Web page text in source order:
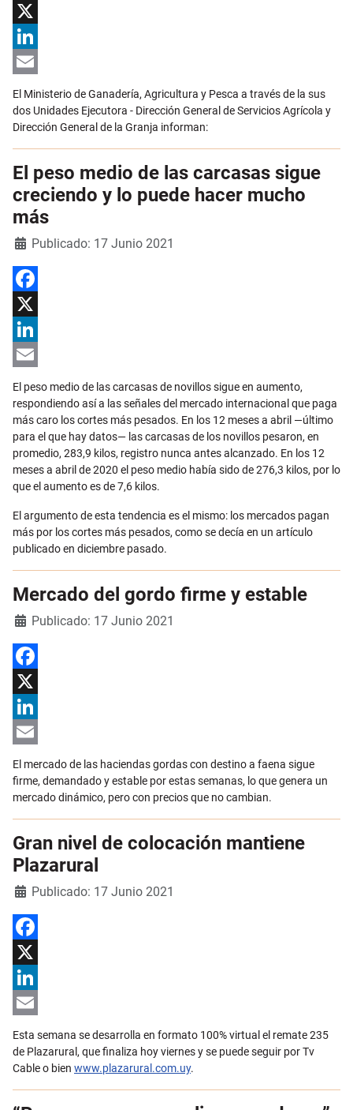
Facebook
X
LinkedIn
Email
El Ministerio de Ganadería, Agricultura y Pesca a través de la sus
dos Unidades Ejecutora - Dirección General de Servicios Agrícola y
Dirección General de la Granja informan:
El peso medio de las carcasas sigue
creciendo y lo puede hacer mucho
más
DetallesPublicado: 17 Junio 2021
Facebook
X
LinkedIn
Email
El peso medio de las carcasas de novillos sigue en aumento,
respondiendo así a las señales del mercado internacional que paga
más caro los cortes más pesados. En los 12 meses a abril —último
para el que hay datos— las carcasas de los novillos pesaron, en
promedio, 283,9 kilos, registro nunca antes alcanzado. En los 12
meses a abril de 2020 el peso medio había sido de 276,3 kilos, por lo
que el aumento es de 7,6 kilos.
El argumento de esta tendencia es el mismo: los mercados pagan
más por los cortes más pesados, como se decía en un artículo
publicado en diciembre pasado.
Mercado del gordo firme y estable
DetallesPublicado: 17 Junio 2021
Facebook
X
LinkedIn
Email
El mercado de las haciendas gordas con destino a faena sigue
firme, demandado y estable por estas semanas, lo que genera un
mercado dinámico, pero con precios que no cambian.
Gran nivel de colocación mantiene
Plazarural
DetallesPublicado: 17 Junio 2021
Facebook
X
LinkedIn
Esta semana se desarrolla en formato 100% virtual el remate 235
de Plazarural, que finaliza hoy viernes y se puede seguir por Tv
Cable o bien www.plazarural.com.uy.